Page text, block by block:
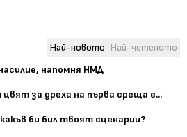
Най-новото Най-четеното
напомня НМД
за дреха на първа среща е...
би бил твоят сценарии?